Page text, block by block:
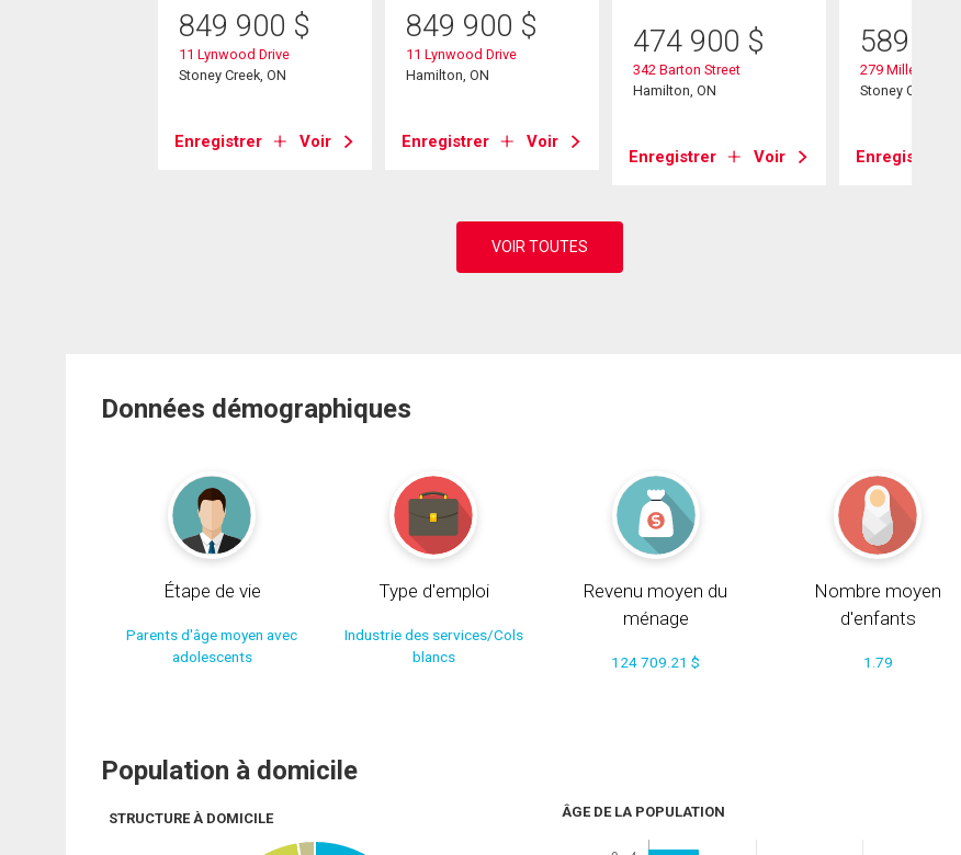
849 900 $
11 Lynwood Drive
Stoney Creek, ON
Enregistrer Voir
849 900 $
11 Lynwood Drive
Hamilton, ON
Enregistrer Voir
474 900 $
342 Barton Street
Hamilton, ON
Enregistrer Voir
589 990
279 Millen Road
Stoney Creek, ON
Enregistrer
Données démographiques
Étape de vie
Parents d'âge moyen avec
adolescents
Type d'emploi
Industrie des services/Cols
blancs
Revenu moyen du
ménage
124 709.21 $
Nombre moyen
d'enfants
1.79
Population à domicile
STRUCTURE À DOMICILE ÂGE DE LA POPULATION